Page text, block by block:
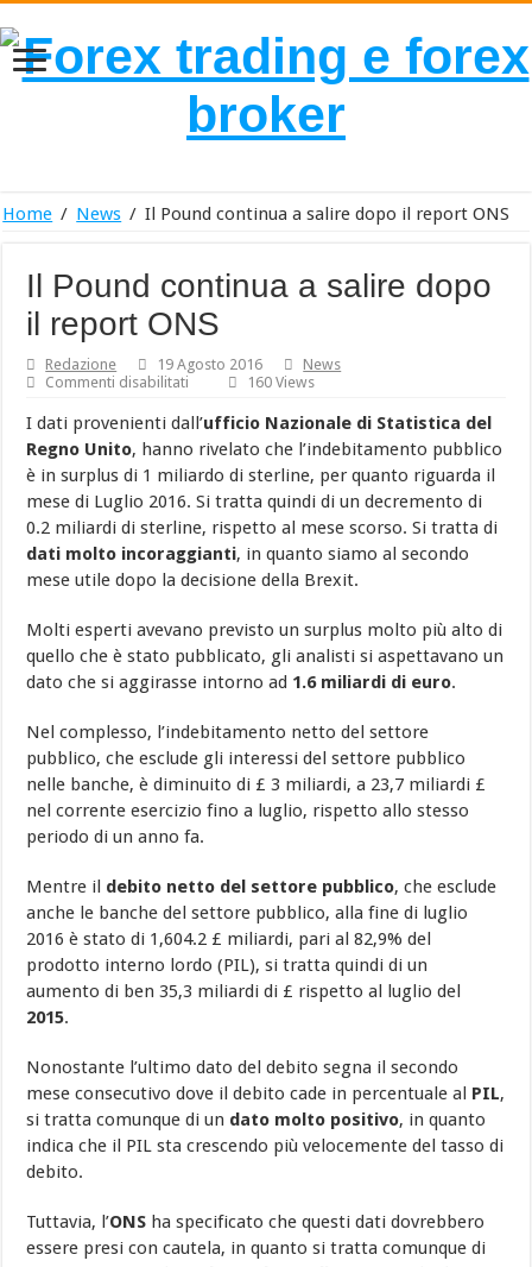
Home / News / Il Pound continua a salire dopo il report ONS
Il Pound continua a salire dopo
il report ONS
Redazione 19 Agosto 2016
News
Commenti disabilitati
Pound
continua
a
salire
il
report
ONS
160 Views
I dati provenienti dall’ufficio Nazionale di Statistica del
Regno Unito, hanno rivelato che l’indebitamento pubblico
è in surplus di 1 miliardo di sterline, per quanto riguarda il
mese di Luglio 2016. Si tratta quindi di un decremento di
0.2 miliardi di sterline, rispetto al mese scorso. Si tratta di
dati molto incoraggianti, in quanto siamo al secondo
mese utile dopo la decisione della Brexit.
Molti esperti avevano previsto un surplus molto più alto di
quello che è stato pubblicato, gli analisti si aspettavano un
dato che si aggirasse intorno ad 1.6 miliardi di euro.
Nel complesso, l’indebitamento netto del settore
pubblico, che esclude gli interessi del settore pubblico
nelle banche, è diminuito di £ 3 miliardi, a 23,7 miliardi £
nel corrente esercizio fino a luglio, rispetto allo stesso
periodo di un anno fa.
Mentre il debito netto del settore pubblico, che esclude
anche le banche del settore pubblico, alla fine di luglio
2016 è stato di 1,604.2 £ miliardi, pari al 82,9% del
prodotto interno lordo (PIL), si tratta quindi di un
aumento di ben 35,3 miliardi di £ rispetto al luglio del
2015.
Nonostante l’ultimo dato del debito segna il secondo
mese consecutivo dove il debito cade in percentuale al PIL,
si tratta comunque di un dato molto positivo, in quanto
indica che il PIL sta crescendo più velocemente del tasso di
debito.
Tuttavia, l’ONS ha specificato che questi dati dovrebbero
essere presi con cautela, in quanto si tratta comunque di